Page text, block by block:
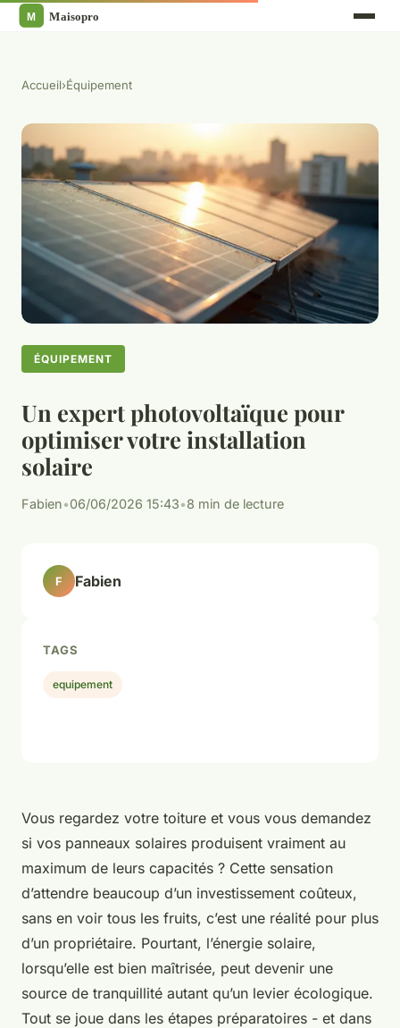
Accueil›Équipement
ÉQUIPEMENT
Un expert photovoltaïque pour
optimiser votre installation
solaire
Fabien•06/06/2026 15:43•8 min de lecture
Vous regardez votre toiture et vous vous demandez
si vos panneaux solaires produisent vraiment au
maximum de leurs capacités ? Cette sensation
d’attendre beaucoup d’un investissement coûteux,
sans en voir tous les fruits, c’est une réalité pour plus
d’un propriétaire. Pourtant, l’énergie solaire,
lorsqu’elle est bien maîtrisée, peut devenir une
source de tranquillité autant qu’un levier écologique.
Tout se joue dans les étapes préparatoires - et dans
F Fabien
TAGS
equipement